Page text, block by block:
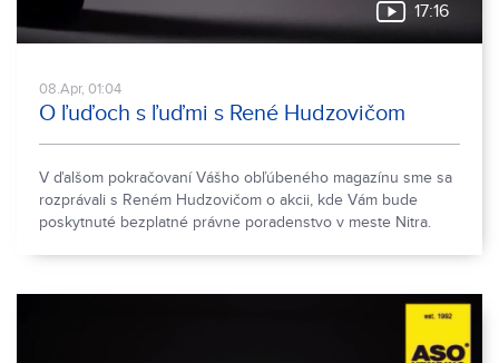
17:16
08.Apr, 01:04
O ľuďoch s ľuďmi s René Hudzovičom
V ďalšom pokračovaní Vášho obľúbeného magazínu sme sa
rozprávali s Reném Hudzovičom o akcii, kde Vám bude
poskytnuté bezplatné právne poradenstvo v meste Nitra.